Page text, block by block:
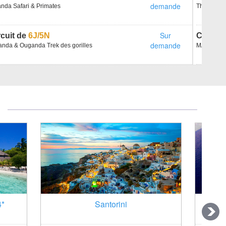
Safari & Primates
demande
de 6J/5N
& Ouganda Trek des gorilles
Sur
demande
Thaïlande
Circuit
MAGIE
Santorini